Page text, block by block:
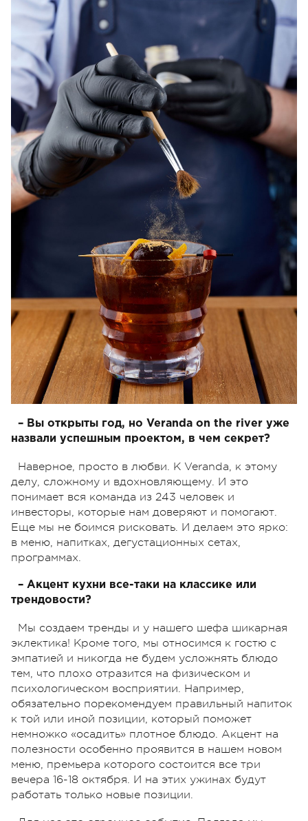
– Вы открыты год, но Veranda on the river уже
назвали успешным проектом, в чем секрет?
Наверное, просто в любви. К Veranda, к этому
делу, сложному и вдохновляющему. И это
понимает вся команда из 243 человек и
инвесторы, которые нам доверяют и помогают.
Еще мы не боимся рисковать. И делаем это ярко:
в меню, напитках, дегустационных сетах,
программах.
– Акцент кухни все-таки на классике или
трендовости?
Мы создаем тренды и у нашего шефа шикарная
эклектика! Кроме того, мы относимся к гостю с
эмпатией и никогда не будем усложнять блюдо
тем, что плохо отразится на физическом и
психологическом восприятии. Например,
обязательно порекомендуем правильный напиток
к той или иной позиции, который поможет
немножко «осадить» плотное блюдо. Акцент на
полезности особенно проявится в нашем новом
меню, премьера которого состоится все три
вечера 16-18 октября. И на этих ужинах будут
работать только новые позиции.